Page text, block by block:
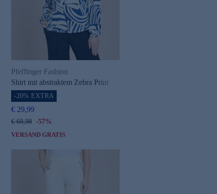
Pfeffinger Fashion
Shirt mit abstraktem Zebra Print
-20% EXTRA
€ 29,99
€ 69,98 -57%
VERSAND GRATIS